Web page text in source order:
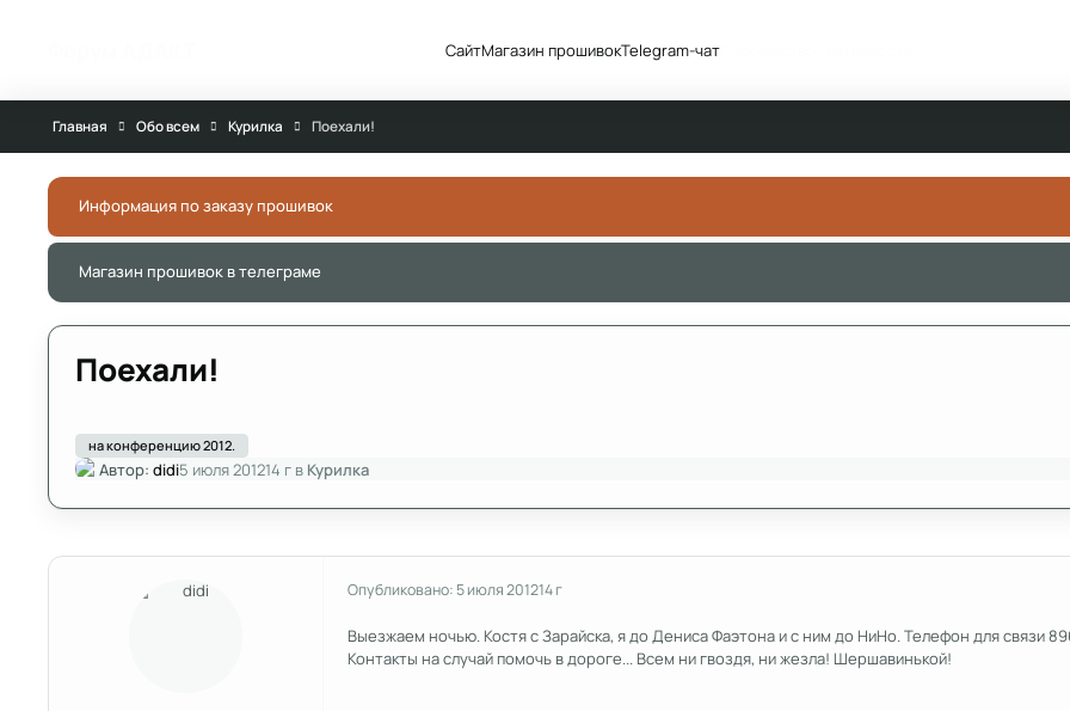
СайтМагазин прошивокTelegram-чатСообщество
Главная Обо всем Курилка Поехали!
Информация по заказу прошивок
Магазин прошивок в телеграме
Поехали!
на конференцию 2012.
Автор: didi5 июля 201214 гв Курилка
Опубликовано: 5 июля 201214 г
Выезжаем ночью. Костя с Зарайска, я до Дениса Фаэтона и с ним до НиНо. Телефон для связи
Контакты на случай помочь в дороге... Всем ни гвоздя, ни жезла! Шершавинькой!